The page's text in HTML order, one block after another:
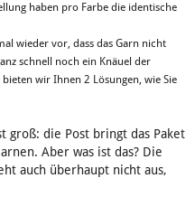
haben pro Farbe die identische
wieder vor, dass das Garn nicht
schnell noch ein Knäuel der
wir Ihnen 2 Lösungen, wie Sie
groß: die Post bringt das Paket
Aber was ist das? Die
auch überhaupt nicht aus,